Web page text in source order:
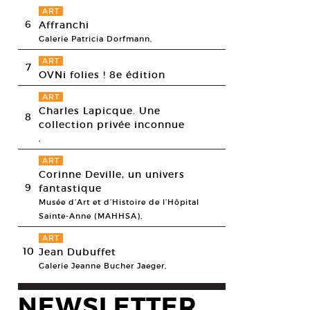
Murillo, Fry Up (Stack paintings), 2012. Oil, oil stick, graphite, spray
40mcube Rennes. Photo: D.R.
6
ART
Affranchi
Galerie Patricia Dorfmann,
7 ART
OVNi folies ! 8e édition
8
ART
Charles Lapicque. Une
collection privée inconnue
,
9
ART
Corinne Deville, un univers
fantastique
Musée d’Art et d’Histoire de l’Hôpital
Sainte-Anne (MAHHSA),
10
ART
Jean Dubuffet
Galerie Jeanne Bucher Jaeger,